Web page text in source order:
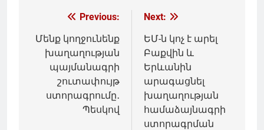
Գրառումների
նավարկումը
Previous:
Մենք կողջունենք
խաղաղության
պայմանագրի
շուտափույթ
ստորագրումը․
Պեսկով
Next:
ԵՄ-ն կոչ է արել
Բաքվին և
Երևանին
արագացնել
խաղաղության
համաձայնագրի
ստորագրման